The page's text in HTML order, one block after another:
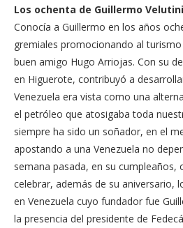
Los ochenta de Guillermo Velutini
Conocía a Guillermo en los años
gremiales promocionando al
buen amigo Hugo Arriojas. Con su
en Higuerote, contribuyó a
Venezuela era vista como una
el petróleo que atosigaba toda
siempre ha sido un soñador, en el
apostando a una Venezuela no
semana pasada, en su cumpleaños,
celebrar, además de su aniversario,
en Venezuela cuyo fundador fue
la presencia del presidente de